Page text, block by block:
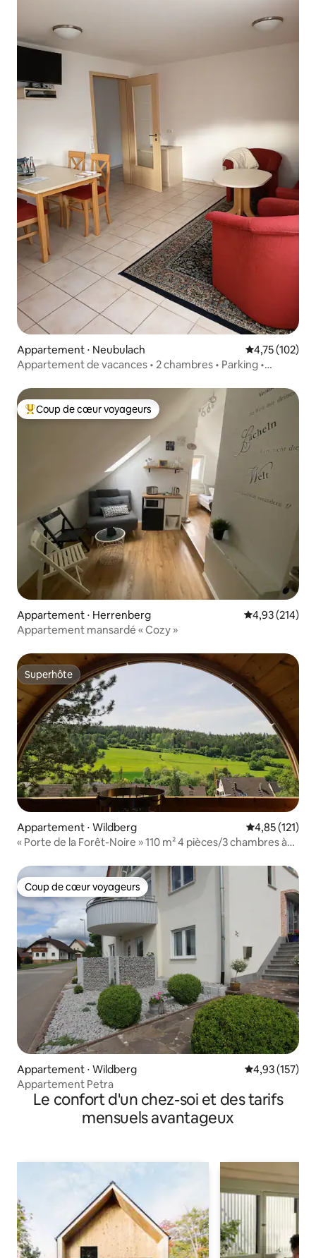
Appartement ⋅ Neubulach Évaluation
4,75 (102)
Appartement de vacances • 2 chambres • Parking •
Coups de cœur voyageurs les plus appréciés
Coup de cœur voyageurs
Appartement ⋅ Herrenberg Évaluation
4,93 (214)
Appartement mansardé « Cozy »
Superhôte
Superhôte
Appartement ⋅ Wildberg Évaluation
4,85 (121)
« Porte de la Forêt-Noire » 110 m² 4 pièces/3 chambres à
Coup de cœur voyageurs
Coup de cœur voyageurs
Appartement ⋅ Wildberg Évaluation
4,93 (157)
Appartement Petra
Le confort d'un chez-soi et des tarifs
mensuels avantageux